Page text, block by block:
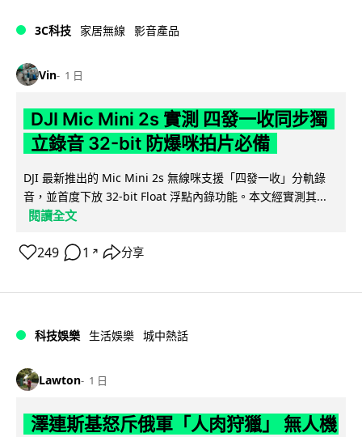
3C科技 家居無線 影音產品
Vin 1 日
DJI Mic Mini 2s 實測 四發一收同步獨
立錄音 32-bit 防爆咪拍片必備
DJI 最新推出的 Mic Mini 2s 無線咪支援「四發一收」分軌錄
音，並首度下放 32-bit Float 浮點內錄功能。本文經實測其...
閱讀全文
249 1 ↗ 分享
科技娛樂 生活娛樂 城中熱話
Lawton 1 日
澤連斯基怒斥俄軍「人肉狩獵」 無人機